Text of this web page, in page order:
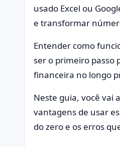
usado Excel ou
e transformar
Entender como
ser o primeiro passo
financeira no longo
Neste guia, você vai
vantagens de usar
do zero e os erros